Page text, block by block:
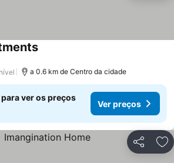
Ver preços
a 0.6 km de Centro da cidade
ver os preços
Ver preços
Partilhar